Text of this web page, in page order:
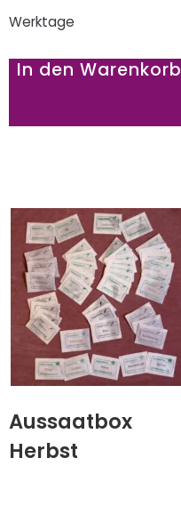
Werktage
In den Warenkorb
Aussaatbox
Herbst